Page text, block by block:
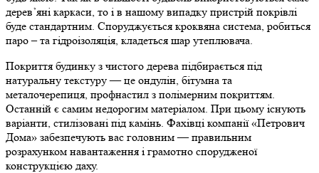
дерев’яні каркаси, то і в нашому випадку пристрій покрівлі
буде стандартним. Споруджується кроквяна система, робиться
паро – та гідроізоляція, кладеться шар утеплювача.
Покриття будинку з чистого дерева підбирається під
натуральну текстуру — це ондулін, бітумна та
металочерепиця, профнастил з полімерним покриттям.
Останній є самим недорогим матеріалом. При цьому існують
варіанти, стилізовані під камінь. Фахівці компанії «Петрович
Дома» забезпечують вас головним — правильним
розрахунком навантаження і грамотно спорудженої
конструкцією даху.